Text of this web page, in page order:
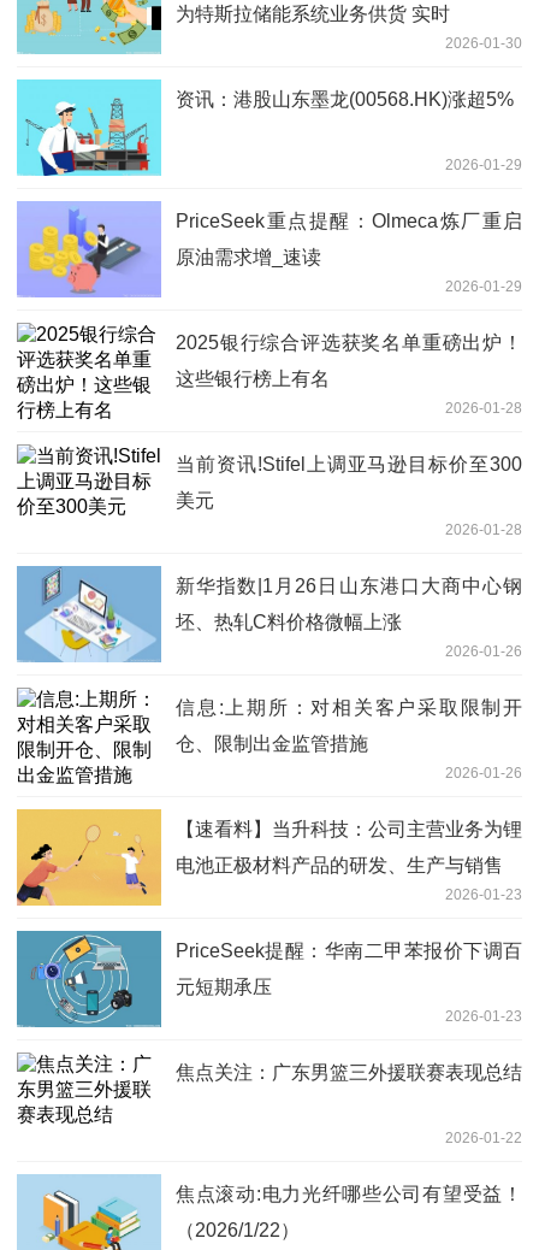
为特斯拉储能系统业务供货 实时
2026-01-30
资讯：港股山东墨龙(00568.HK)涨超5%
2026-01-29
PriceSeek重点提醒：Olmeca炼厂重启
原油需求增_速读
2026-01-29
2025银行综合评选获奖名单重磅出炉！
这些银行榜上有名
2026-01-28
当前资讯!Stifel上调亚马逊目标价至300
美元
2026-01-28
新华指数|1月26日山东港口大商中心钢
坯、热轧C料价格微幅上涨
2026-01-26
信息:上期所：对相关客户采取限制开
仓、限制出金监管措施
2026-01-26
【速看料】当升科技：公司主营业务为锂
电池正极材料产品的研发、生产与销售
2026-01-23
PriceSeek提醒：华南二甲苯报价下调百
元短期承压
2026-01-23
焦点关注：广东男篮三外援联赛表现总结
2026-01-22
焦点滚动:电力光纤哪些公司有望受益！
（2026/1/22）